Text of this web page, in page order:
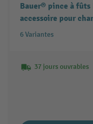
Bauer® pince à
accessoire pour
6 Variantes
37 jours ouvrables